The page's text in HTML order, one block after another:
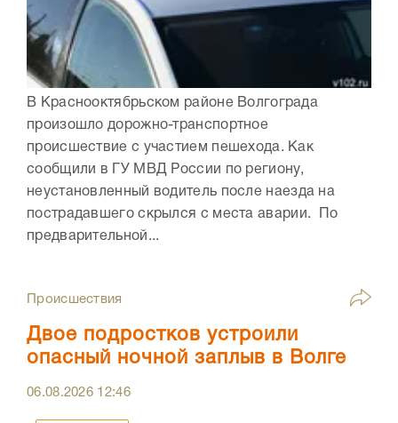
В Краснооктябрьском районе Волгограда
произошло дорожно-транспортное
происшествие с участием пешехода. Как
сообщили в ГУ МВД России по региону,
неустановленный водитель после наезда на
пострадавшего скрылся с места аварии. По
предварительной...
Происшествия
Двое подростков устроили
опасный ночной заплыв в Волге
06.08.2026 12:46